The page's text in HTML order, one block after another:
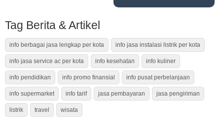
Tag Berita & Artikel
info berbagai jasa lengkap per kota info jasa instalasi listrik per kota
info jasa service ac per kota info kesehatan info kuliner
info pendidikan info promo finansial info pusat perbelanjaan
info supermarket info tarif jasa pembayaran jasa pengiriman
listrik travel wisata